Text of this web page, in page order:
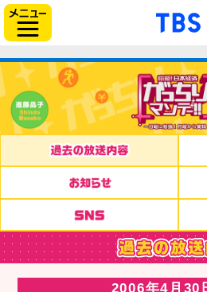
2006年4月30